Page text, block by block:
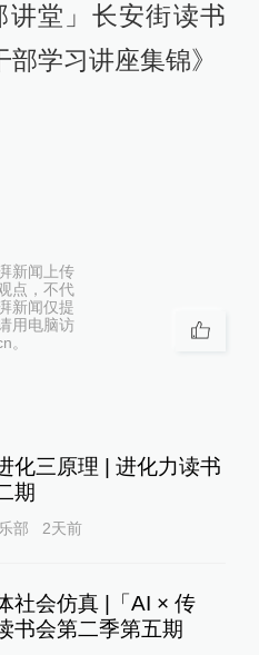
讲堂」长安街读书
学习讲座集锦》
新闻上传
点，不代
新闻仅提
用电脑访
。
化三原理 | 进化力读书
期
部 2天前
社会仿真 |「AI × 传
书会第二季第五期